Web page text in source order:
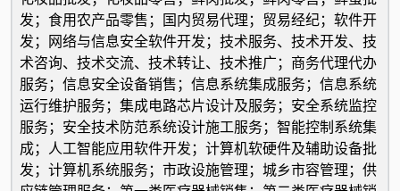
发；食用农产品零售；国内贸易代理；贸易经纪；软件开
发；网络与信息安全软件开发；技术服务、技术开发、技
术咨询、技术交流、技术转让、技术推广；商务代理代办
服务；信息安全设备销售；信息系统集成服务；信息系统
运行维护服务；集成电路芯片设计及服务；安全系统监控
服务；安全技术防范系统设计施工服务；智能控制系统集
成；人工智能应用软件开发；计算机软硬件及辅助设备批
发；计算机系统服务；市政设施管理；城乡市容管理；供